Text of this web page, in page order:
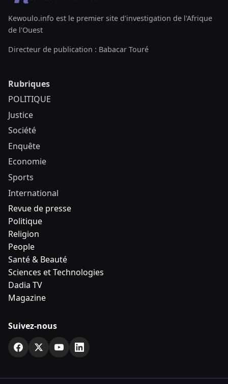
Kewoulo.info est le premier site d'investigation de l'Afrique
de l'Ouest
Directeur de publication : Babacar Touré
Rubriques
POLITIQUE
Justice
Société
Enquête
Economie
Sports
International
Revue de presse
Politique
Religion
People
Santé & Beauté
Sciences et Technologies
Dadia TV
Magazine
Suivez-nous